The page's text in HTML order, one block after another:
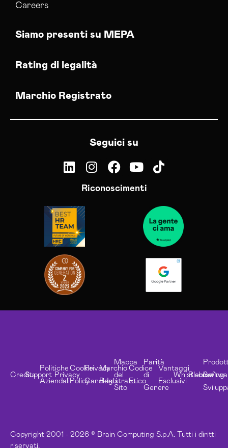
Careers
Siamo presenti su MEPA
Rating di legalità
Marchio Registrato
Seguici su
Riconoscimenti
Copyright 2001 - 2026 © Brain Computing S.p.A. Tutti i diritti
riservati.
CreditsSupport
Politiche
Aziendali
Privacy
Cookie
Policy
Privacy
Candidati
Marchio
Registrato
Mappa
del
Sito
Codice
Etico
Parità
di
Genere
Vantaggi
Esclusivi
Whistleblowing
Risorse